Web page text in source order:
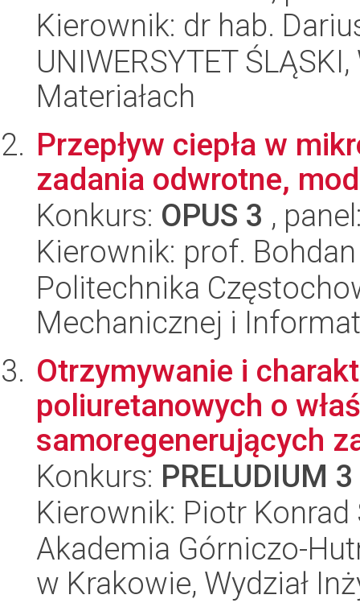
Kierownik: dr hab.
UNIWERSYTET
Materiałach
Przepływ ciepła w
zadania odwrotne,
Konkurs: OPUS 3 ,
Kierownik: prof.
Politechnika
Mechanicznej i
Otrzymywanie i
poliuretanowych o
samoregenerujących
Konkurs: PRELUDIUM 3
Kierownik: Piotr
Akademia Górniczo-
w Krakowie, Wydział